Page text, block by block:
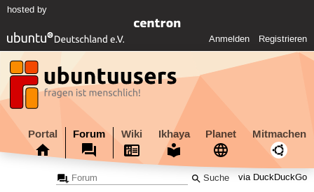
hosted by
Anmelden Registrieren
Portal Forum Wiki Ikhaya Planet Mitmachen
via DuckDuckGo